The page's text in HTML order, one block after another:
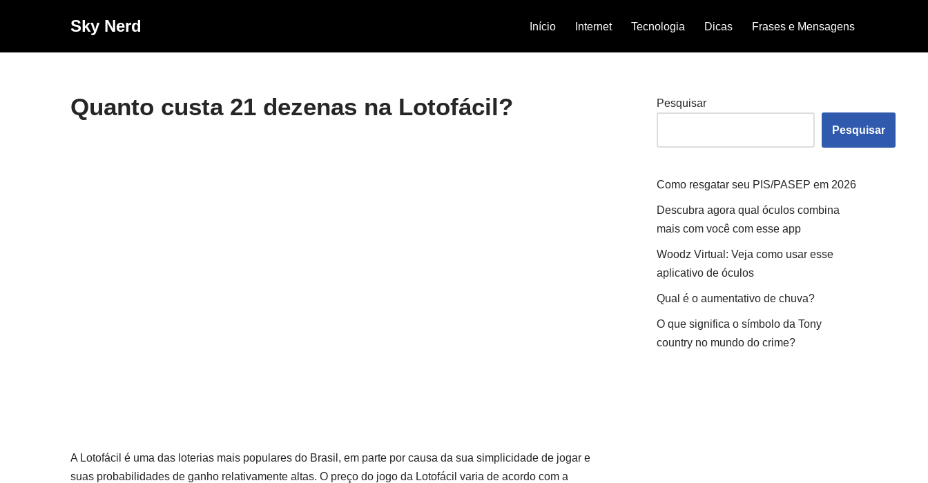
Sky Nerd Início Internet Tecnologia Dicas Frases e Mensagens
Quanto custa 21 dezenas na Lotofácil?
A Lotofácil é uma das loterias mais populares do Brasil, em parte por causa da sua simplicidade de jogar e
suas probabilidades de ganho relativamente altas. O preço do jogo da Lotofácil varia de acordo com a
Pesquisar
Pesquisar
Como resgatar seu PIS/PASEP em 2026
Descubra agora qual óculos combina
mais com você com esse app
Woodz Virtual: Veja como usar esse
aplicativo de óculos
Qual é o aumentativo de chuva?
O que significa o símbolo da Tony
country no mundo do crime?